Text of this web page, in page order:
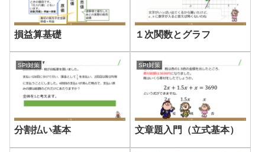
損益算基礎 １次関数とグラフ
SPI対策
分割払い基本
SPI対策
文章題入門（立式基本）